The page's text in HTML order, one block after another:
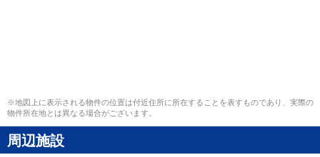
※地図上に表示される物件の位置は付近住所に所在することを表すものであり、実際の
物件所在地とは異なる場合がございます。
周辺施設